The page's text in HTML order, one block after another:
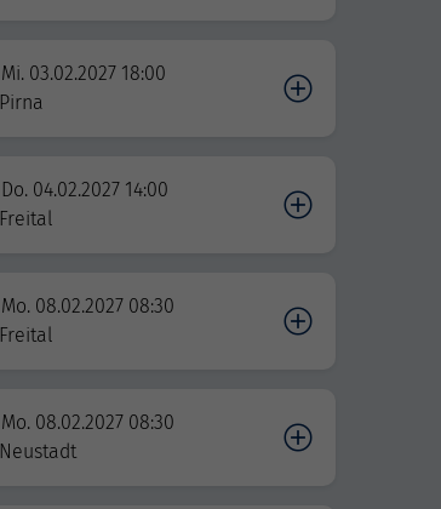
Mi. 03.02.2027 18:00
Pirna
Do. 04.02.2027 14:00
Freital
Mo. 08.02.2027 08:30
Freital
Mo. 08.02.2027 08:30
Neustadt